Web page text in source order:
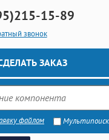
215-15-89
звонок
ЗАКАЗ
файлом Мультипоиск